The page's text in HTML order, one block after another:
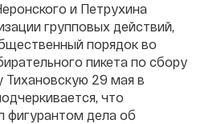
и Петрухина
групповых действий,
порядок во
пикета по сбору
Тихановскую 29 мая в
что
фигурантом дела об